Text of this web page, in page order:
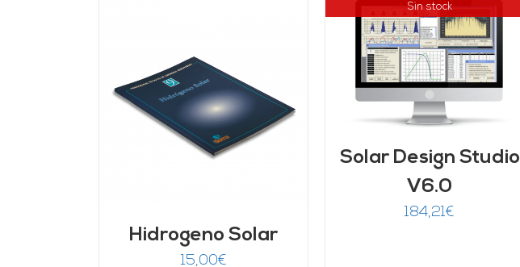
Hidrogeno Solar
15,00€
Sin stock
DETALLES
Solar Design Studio
V6.0
184,21€
AÑADIR AL CARRITO
DETALLES